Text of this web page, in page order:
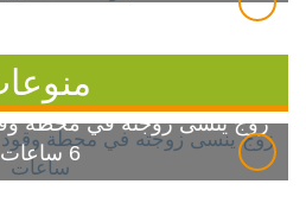
زوج ينسى زوجته في محطة
6 ساعات